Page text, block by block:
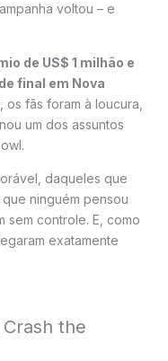
voltou – e
de US$ 1 milhão e
final em Nova
os fãs foram à loucura,
um dos assuntos
daqueles que
ninguém pensou
sem controle. E, como
exatamente
Crash the